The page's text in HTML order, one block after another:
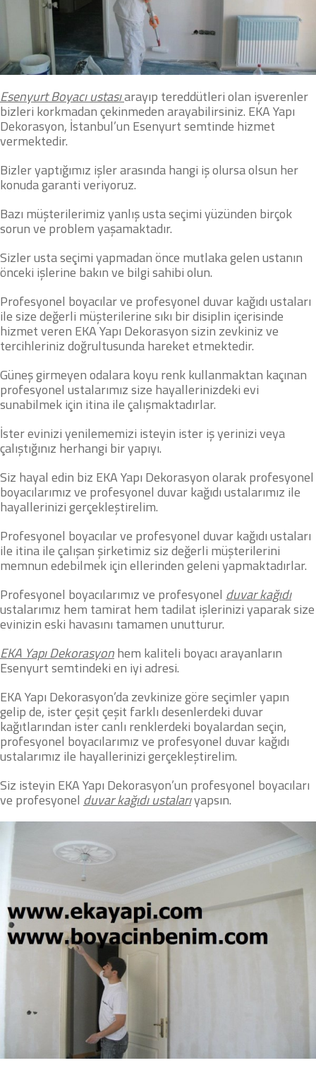
Esenyurt Boyacı ustasıarayıp tereddütleri olan işverenler
bizleri korkmadan çekinmeden arayabilirsiniz. EKA Yapı
Dekorasyon, İstanbul’un Esenyurt semtinde hizmet
vermektedir.
Bizler yaptığımız işler arasında hangi iş olursa olsun her
konuda garanti veriyoruz.
Bazı müşterilerimiz yanlış usta seçimi yüzünden birçok
sorun ve problem yaşamaktadır.
Sizler usta seçimi yapmadan önce mutlaka gelen ustanın
önceki işlerine bakın ve bilgi sahibi olun.
Profesyonel boyacılar ve profesyonel duvar kağıdı ustaları
ile size değerli müşterilerine sıkı bir disiplin içerisinde
hizmet veren EKA Yapı Dekorasyon sizin zevkiniz ve
tercihleriniz doğrultusunda hareket etmektedir.
Güneş girmeyen odalara koyu renk kullanmaktan kaçınan
profesyonel ustalarımız size hayallerinizdeki evi
sunabilmek için itina ile çalışmaktadırlar.
İster evinizi yenilememizi isteyin ister iş yerinizi veya
çalıştığınız herhangi bir yapıyı.
Siz hayal edin biz EKA Yapı Dekorasyon olarak profesyonel
boyacılarımız ve profesyonel duvar kağıdı ustalarımız ile
hayallerinizi gerçekleştirelim.
Profesyonel boyacılar ve profesyonel duvar kağıdı ustaları
ile itina ile çalışan şirketimiz siz değerli müşterilerini
memnun edebilmek için ellerinden geleni yapmaktadırlar.
Profesyonel boyacılarımız ve profesyonel duvar kağıdı
ustalarımız hem tamirat hem tadilat işlerinizi yaparak size
evinizin eski havasını tamamen unutturur.
EKA Yapı Dekorasyonhem kaliteli boyacı arayanların
Esenyurt semtindeki en iyi adresi.
EKA Yapı Dekorasyon’da zevkinize göre seçimler yapın
gelip de, ister çeşit çeşit farklı desenlerdeki duvar
kağıtlarından ister canlı renklerdeki boyalardan seçin,
profesyonel boyacılarımız ve profesyonel duvar kağıdı
ustalarımız ile hayallerinizi gerçekleştirelim.
Siz isteyin EKA Yapı Dekorasyon’un profesyonel boyacıları
ve profesyonel duvar kağıdı ustalarıyapsın.